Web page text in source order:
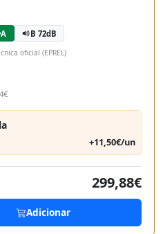
A B 72dB
oficial (EPREL)
+11,50€/un
299,88€
Adicionar